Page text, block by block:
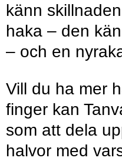
känn
haka – den
– och en
Vill du ha mer
finger kan
som att dela
halvor med